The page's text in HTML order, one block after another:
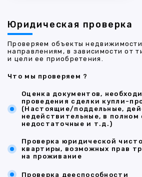
Юридическая проверка
Проверяем объекты
направлениям, в зависимости от
и цели ее приобретения.
Что мы проверяем ?
Оценка документов,
проведения сделки купли-
(Настоящие/поддельные,
недействительные, в полном
недостаточные и т.д.)
Проверка юридической
квартиры, возможных прав
на проживание
Проверка дееспособности